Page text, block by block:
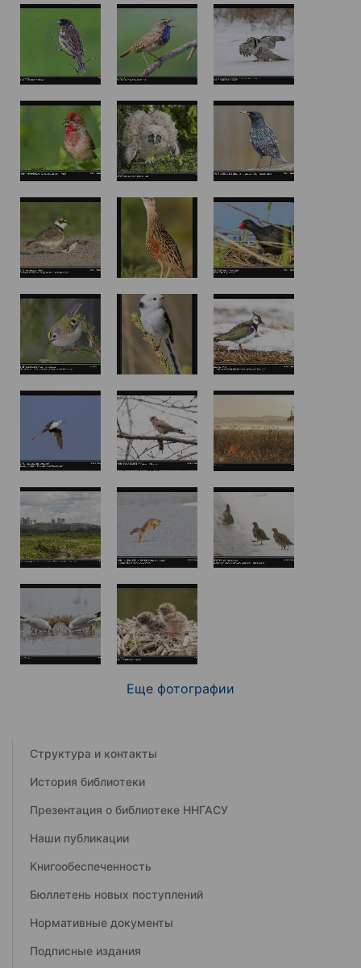
Еще фотографии
Структура и контакты
История библиотеки
Презентация о библиотеке ННГАСУ
Наши публикации
Книгообеспеченность
Бюллетень новых поступлений
Нормативные документы
Подписные издания